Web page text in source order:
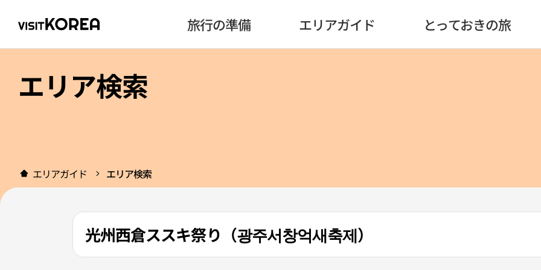
旅行の準備 エリアガイド とっておきの旅
エリア検索
エリアガイド エリア検索
光州西倉ススキ祭り（광주서창억새축제）